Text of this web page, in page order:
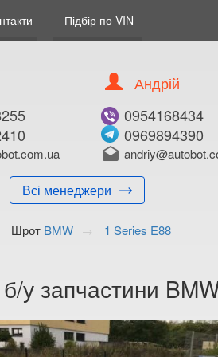
Підбір по VIN
Всі менеджери
Андрій
0954168434
0969894390
drafts
Шрот BMW
1 Series E88
у запчастини